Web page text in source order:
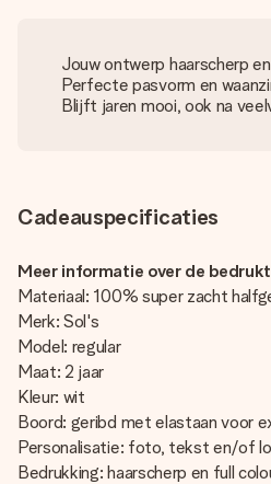
Jouw ontwerp haarscherp
Perfecte pasvorm en
Blijft jaren mooi, ook na
Cadeauspecificaties
Meer informatie over de
Materiaal: 100% super zacht
Merk: Sol's
Model: regular
Maat: 2 jaar
Kleur: wit
Boord: geribd met elastaan voor
Personalisatie: foto, tekst en/of
Bedrukking: haarscherp en full